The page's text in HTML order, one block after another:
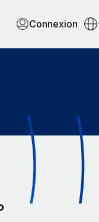
Connexion